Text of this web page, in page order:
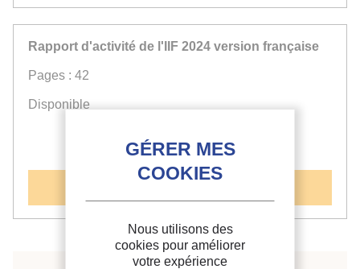
Rapport d'activité de l'IIF 2024 version française
Pages : 42
Disponible
Gratuit
Nous utilisons des
cookies pour améliorer
votre expérience